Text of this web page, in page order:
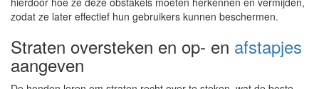
zodat ze later effectief hun gebruikers kunnen beschermen.
Straten oversteken en op- en afstapjes
aangeven